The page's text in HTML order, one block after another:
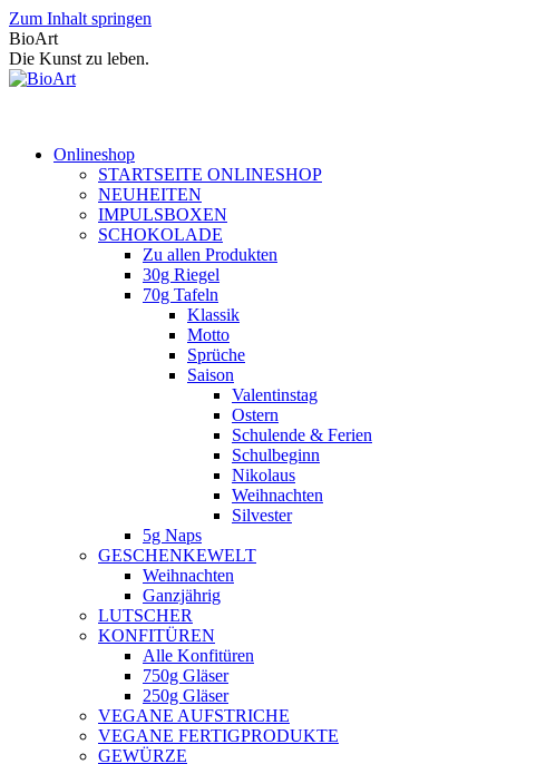
Zum Inhalt springen
BioArt
Die Kunst zu leben.
Onlineshop
STARTSEITE ONLINESHOP
NEUHEITEN
IMPULSBOXEN
SCHOKOLADE
Zu allen Produkten
30g Riegel
70g Tafeln
Klassik
Motto
Sprüche
Saison
Valentinstag
Ostern
Schulende & Ferien
Schulbeginn
Nikolaus
Weihnachten
Silvester
5g Naps
GESCHENKEWELT
Weihnachten
Ganzjährig
LUTSCHER
KONFITÜREN
Alle Konfitüren
750g Gläser
250g Gläser
VEGANE AUFSTRICHE
VEGANE FERTIGPRODUKTE
GEWÜRZE